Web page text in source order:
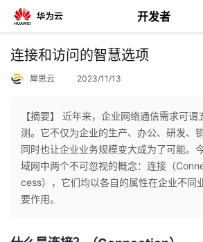
开发者
返
个
人
主
我
的
连接和访问的智慧选项
犀思云 2023/11/13
【摘要】 近年来，企业网络通信需求可
测。它不仅为企业的生产、办公、研发、
同时也让企业业务规模变大成为了可能。
域网中两个不可忽视的概念：连接（
cess），它们均以各自的属性在企业不同
要作用。